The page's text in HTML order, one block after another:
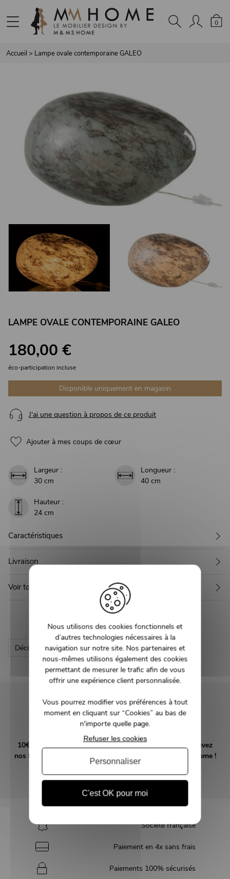
0
Accueil > Lampe ovale contemporaine GALEO
LAMPE OVALE CONTEMPORAINE GALEO
180,00 €
éco-participation incluse
Disponible uniquement en magasin
J'ai une question à propos de ce produit
Ajouter à mes coups de cœur
Largeur :
30 cm
Longueur :
40 cm
Hauteur :
24 cm
Caractéristiques
Livraison
Voir toute la collection GALEO
Déco Luminaire
NEWSLETTER
Inscrivez-vous et recevez nos bons plans
10€ offerts en vous abonnant à notre newsletter! Retrouvez
nos bons plans et suivez l'actualité tendance déco MMHome !
OK
Société française
Paiement en 4x sans frais
Paiements 100% sécurisés
Panneau de gestion des cookies
Nous utilisons des cookies fonctionnels et
d’autres technologies nécessaires à la
navigation sur notre site. Nos partenaires et
nous-mêmes utilisons également des cookies
permettant de mesurer le trafic afin de vous
offrir une expérience client personnalisée.
Vous pourrez modifier vos préférences à tout
moment en cliquant sur “Cookies” au bas de
n'importe quelle page.
C'est OK pour moi
Refuser les cookies
Personnaliser